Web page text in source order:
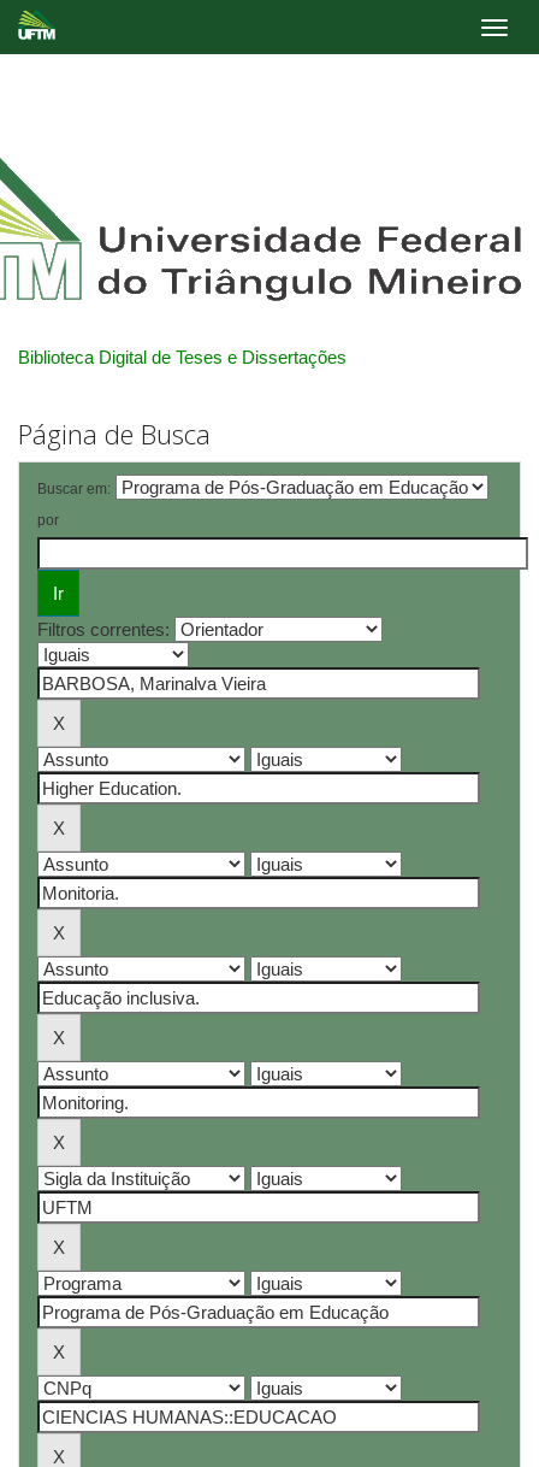
Biblioteca Digital de Teses e Dissertações
Página de Busca
Buscar em:
por
Filtros correntes: